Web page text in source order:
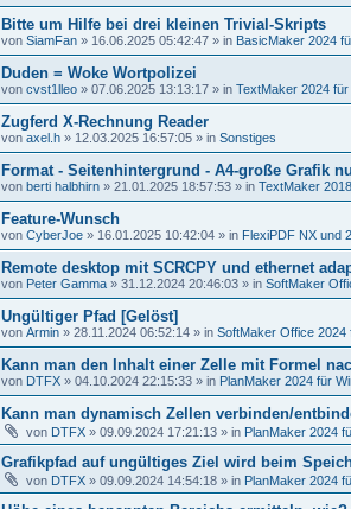
Bitte um Hilfe bei drei kleinen Trivial-Skripts
von SiamFan » 16.06.2025 05:42:47 » in BasicMaker 2024
Duden = Woke Wortpolizei
von cvst1lleo » 07.06.2025 13:13:17 » in TextMaker 2024 für
Zugferd X-Rechnung Reader
von axel.h » 12.03.2025 16:57:05 » in Sonstiges
Format - Seitenhintergrund - A4-große Grafik
von berti halbhirn » 21.01.2025 18:57:53 » in TextMaker
Feature-Wunsch
von CyberJoe » 16.01.2025 10:42:04 » in FlexiPDF NX und
Remote desktop mit SCRCPY und ethernet
von Peter Gamma » 31.12.2024 20:46:03 » in SoftMaker
Ungültiger Pfad [Gelöst]
von Armin » 28.11.2024 06:52:14 » in SoftMaker Office 2024
Kann man den Inhalt einer Zelle mit Formel
von DTFX » 04.10.2024 22:15:33 » in PlanMaker 2024 für
Kann man dynamisch Zellen verbinden/
von DTFX » 09.09.2024 17:21:13 » in PlanMaker 2024
Grafikpfad auf ungültiges Ziel wird beim
von DTFX » 09.09.2024 14:54:18 » in PlanMaker 2024